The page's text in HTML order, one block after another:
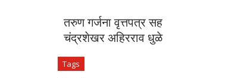
तरुण गर्जना वृत्तपत्र सह
चंद्रशेखर अहिरराव धुळे
Tags